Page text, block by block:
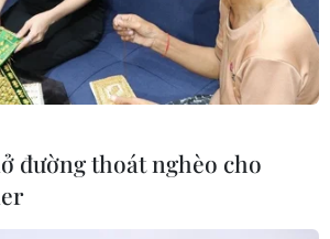
đường thoát nghèo cho